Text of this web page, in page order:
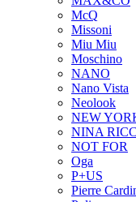
McQ
Missoni
Miu Miu
Moschino
NANO
Nano Vista
Neolook
NEW
NINA
NOT FOR
Oga
P+US
Pierre